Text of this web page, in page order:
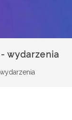
wydarzenia